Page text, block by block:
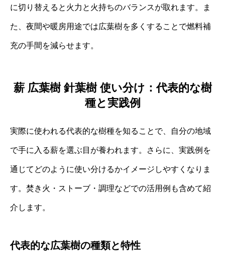
に切り替えると火力と火持ちのバランスが取れます。ま
た、夜間や暖房用途では広葉樹を多くすることで燃料補
充の手間を減らせます。
薪 広葉樹 針葉樹 使い分け：代表的な樹
種と実践例
実際に使われる代表的な樹種を知ることで、自分の地域
で手に入る薪を選ぶ目が養われます。さらに、実践例を
通じてどのように使い分けるかイメージしやすくなりま
す。焚き火・ストーブ・調理などでの活用例も含めて紹
介します。
代表的な広葉樹の種類と特性